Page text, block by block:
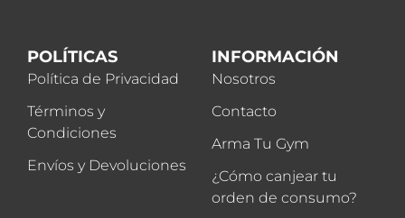
POLÍTICAS
Política de Privacidad
Términos y
Condiciones
Envíos y Devoluciones
INFORMACIÓN
Nosotros
Contacto
Arma Tu Gym
¿Cómo canjear tu
orden de consumo?